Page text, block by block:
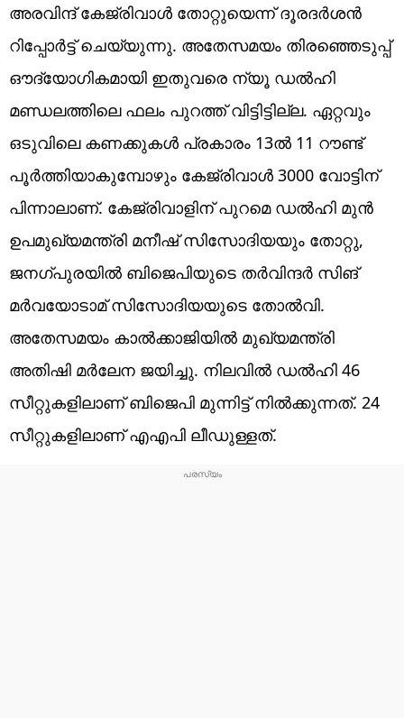
അരവിന്ദ് കേജ്രിവാൾ തോറ്റുയെന്ന് ദൂരദർശൻ
റിപ്പോർട്ട് ചെയ്യുന്നു. അതേസമയം തിരഞ്ഞെടുപ്പ്
ഔദ്യോഗികമായി ഇതുവരെ ന്യൂ ഡൽഹി
മണ്ഡലത്തിലെ ഫലം പുറത്ത് വിട്ടിട്ടില്ല. ഏറ്റവും
ഒടുവിലെ കണക്കുകൾ പ്രകാരം 13ൽ 11 റൗണ്ട്
പൂർത്തിയാകുമ്പോഴും കേജ്രിവാൾ 3000 വോട്ടിന്
പിന്നാലാണ്. കേജ്രിവാളിന് പുറമെ ഡൽഹി മുൻ
ഉപമുഖ്യമന്ത്രി മനീഷ് സിസോദിയയും തോറ്റു,
ജനഗ്പുരയിൽ ബിജെപിയുടെ തർവിന്ദർ സിങ്
മർവയോടാമ് സിസോദിയയുടെ തോൽവി.
അതേസമയം കാൽക്കാജിയിൽ മുഖ്യമന്ത്രി
അതിഷി മർലേന ജയിച്ചു. നിലവിൽ ഡൽഹി 46
സീറ്റുകളിലാണ് ബിജെപി മുന്നിട്ട് നിൽക്കുന്നത്. 24
സീറ്റുകളിലാണ് എഎപി ലീഡുള്ളത്.